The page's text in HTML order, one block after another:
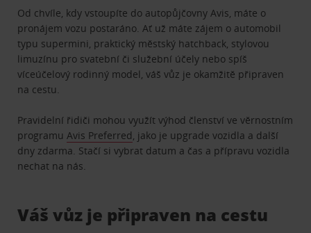
Od chvíle, kdy vstoupíte do autopůjčovny Avis, máte o
pronájem vozu postaráno. Ať už máte zájem o automobil
typu supermini, praktický městský hatchback, stylovou
limuzínu pro svatební či služební účely nebo spíš
víceúčelový rodinný model, váš vůz je okamžitě připraven
na cestu.
Pravidelní řidiči mohou využít výhod členství ve věrnostním
programuAvis Preferred, jako je upgrade vozidla a další
dny zdarma. Stačí si vybrat datum a čas a přípravu vozidla
nechat na nás.
Váš vůz je připraven na cestu